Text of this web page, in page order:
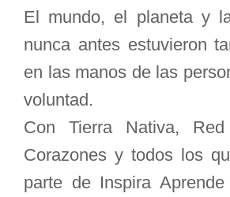
El mundo, el planeta y
nunca antes estuvieron
en las manos de las
voluntad.
Con Tierra Nativa,
Corazones y todos los
parte de Inspira